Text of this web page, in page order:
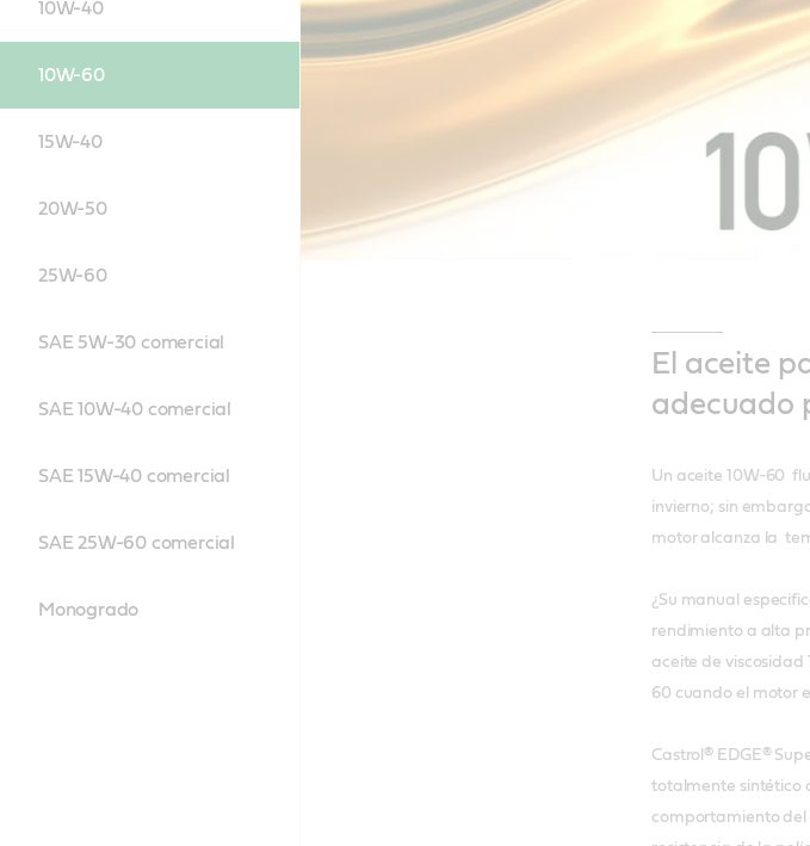
10W-40
10W-60
15W-40
20W-50
25W-60
SAE 5W-30 comercial
SAE 10W-40 comercial
SAE 15W-40 comercial
SAE 25W-60 comercial
Monogrado
El aceite
adecuado
Un aceite 10W-60
invierno; sin
motor alcanza la
¿Su manual
rendimiento a alta
aceite de viscosidad
60 cuando el motor
Castrol® EDGE®
totalmente sintético
comportamiento del